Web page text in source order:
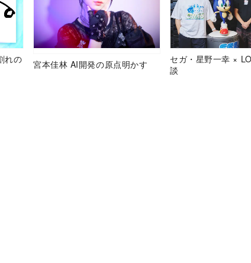
れの
宮本佳林 AI開発の原点明かす
セガ・星野一幸 ×
談